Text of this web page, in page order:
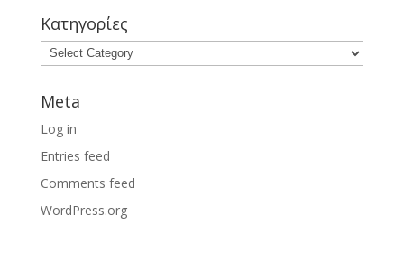
Κατηγορίες
Meta
Log in
Entries feed
Comments feed
WordPress.org